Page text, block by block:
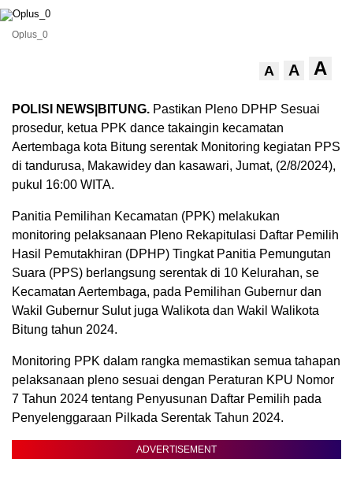
Oplus_0
A A A
POLISI NEWS|BITUNG. Pastikan Pleno DPHP Sesuai
prosedur, ketua PPK dance takaingin kecamatan
Aertembaga kota Bitung serentak Monitoring kegiatan PPS
di tandurusa, Makawidey dan kasawari, Jumat, (2/8/2024),
pukul 16:00 WITA.
Panitia Pemilihan Kecamatan (PPK) melakukan
monitoring pelaksanaan Pleno Rekapitulasi Daftar Pemilih
Hasil Pemutakhiran (DPHP) Tingkat Panitia Pemungutan
Suara (PPS) berlangsung serentak di 10 Kelurahan, se
Kecamatan Aertembaga, pada Pemilihan Gubernur dan
Wakil Gubernur Sulut juga Walikota dan Wakil Walikota
Bitung tahun 2024.
Monitoring PPK dalam rangka memastikan semua tahapan
pelaksanaan pleno sesuai dengan Peraturan KPU Nomor
7 Tahun 2024 tentang Penyusunan Daftar Pemilih pada
Penyelenggaraan Pilkada Serentak Tahun 2024.
ADVERTISEMENT